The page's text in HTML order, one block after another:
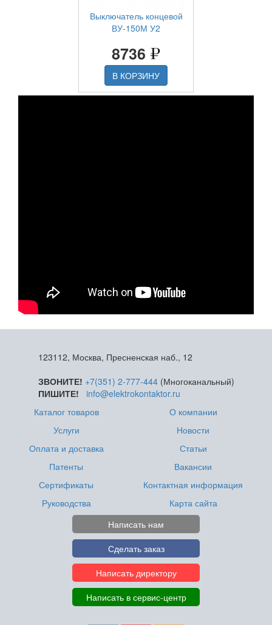
Выключатель концевой
ВУ-150М У2
8736
В КОРЗИНУ
123112, Москва, Пресненская наб., 12
ЗВОНИТЕ! +7(351) 2-777-444(Многоканальный)
ПИШИТЕ!
info@elektrokontaktor.ru
Каталог товаров
Услуги
Оплата и доставка
Патенты
Сертификаты
Руководства
О компании
Новости
Статьи
Вакансии
Контактная информация
Карта сайта
Написать нам
Сделать заказ
Написать директору
Написать в сервис-центр